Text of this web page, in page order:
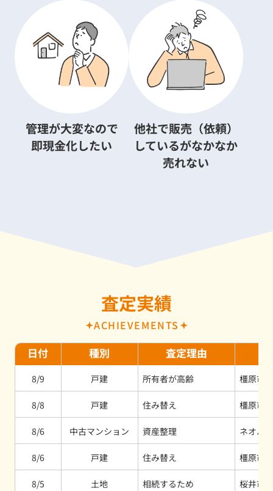
管理が大変なので
即現金化したい
他社で販売（依頼）
しているがなかなか
売れない
査定実績
ACHIEVEMENTS
日付 種別 査定理由
8/9 戸建 所有者が高齢 橿原市
8/8 戸建 住み替え 橿原市
8/6 中古マンション 資産整理 ネオハ
8/6 戸建 住み替え 橿原市
8/5 土地 相続するため 桜井市